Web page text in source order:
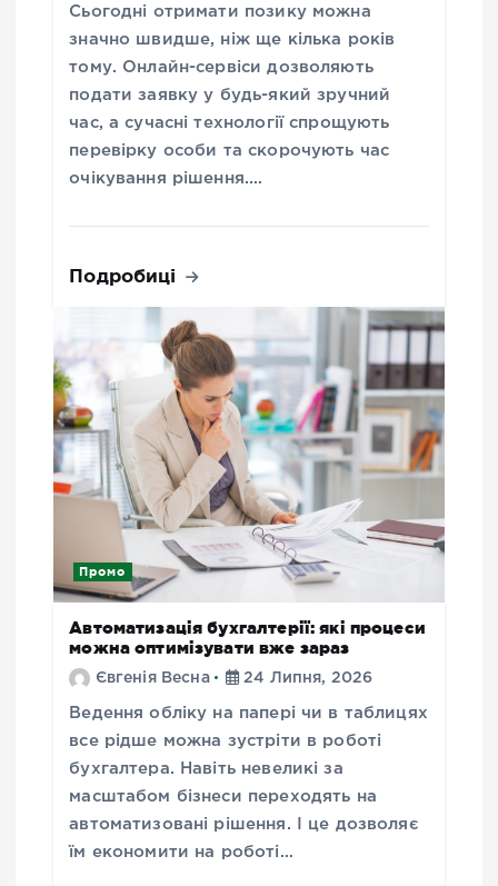
Сьогодні отримати позику можна
значно швидше, ніж ще кілька років
тому. Онлайн-сервіси дозволяють
подати заявку у будь-який зручний
час, а сучасні технології спрощують
перевірку особи та скорочують час
очікування рішення.…
Подробиці
Промо
Автоматизація бухгалтерії: які процеси
можна оптимізувати вже зараз
Євгенія Весна 24 Липня, 2026
Ведення обліку на папері чи в таблицях
все рідше можна зустріти в роботі
бухгалтера. Навіть невеликі за
масштабом бізнеси переходять на
автоматизовані рішення. І це дозволяє
їм економити на роботі…